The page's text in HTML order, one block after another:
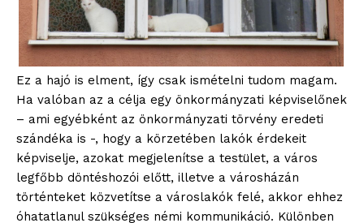
ELŐFIZETÉS
Ez a hajó is elment, így csak ismételni tudom magam.
Ha valóban az a célja egy önkormányzati képviselőnek
– ami egyébként az önkormányzati törvény eredeti
szándéka is -, hogy a körzetében lakók érdekeit
képviselje, azokat megjelenítse a testület, a város
legfőbb döntéshozói előtt, illetve a városházán
történteket közvetítse a városlakók felé, akkor ehhez
óhatatlanul szükséges némi kommunikáció. Különben